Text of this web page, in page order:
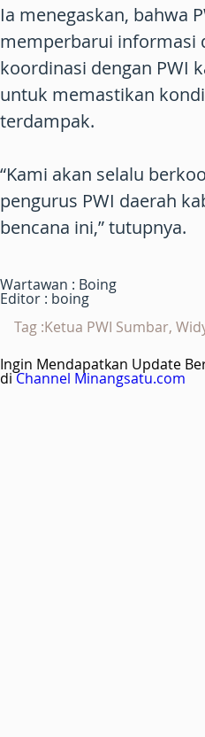
Ia menegaskan, bahwa
memperbarui informasi
koordinasi dengan PWI
untuk memastikan
terdampak.
“Kami akan selalu
pengurus PWI daerah
bencana ini,” tutupnya.
Wartawan : Boing
Editor : boing
Tag :Ketua PWI Sumbar,
Ingin Mendapatkan Update
diChannel Minangsatu.com